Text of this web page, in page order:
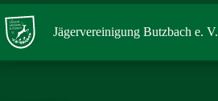
Zum
Inhalt
springen
Jägervereinigung Butzbach e. V.